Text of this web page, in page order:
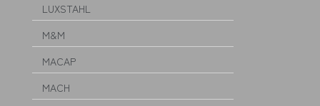
LUXSTAHL
M&M
MACAP
MACH